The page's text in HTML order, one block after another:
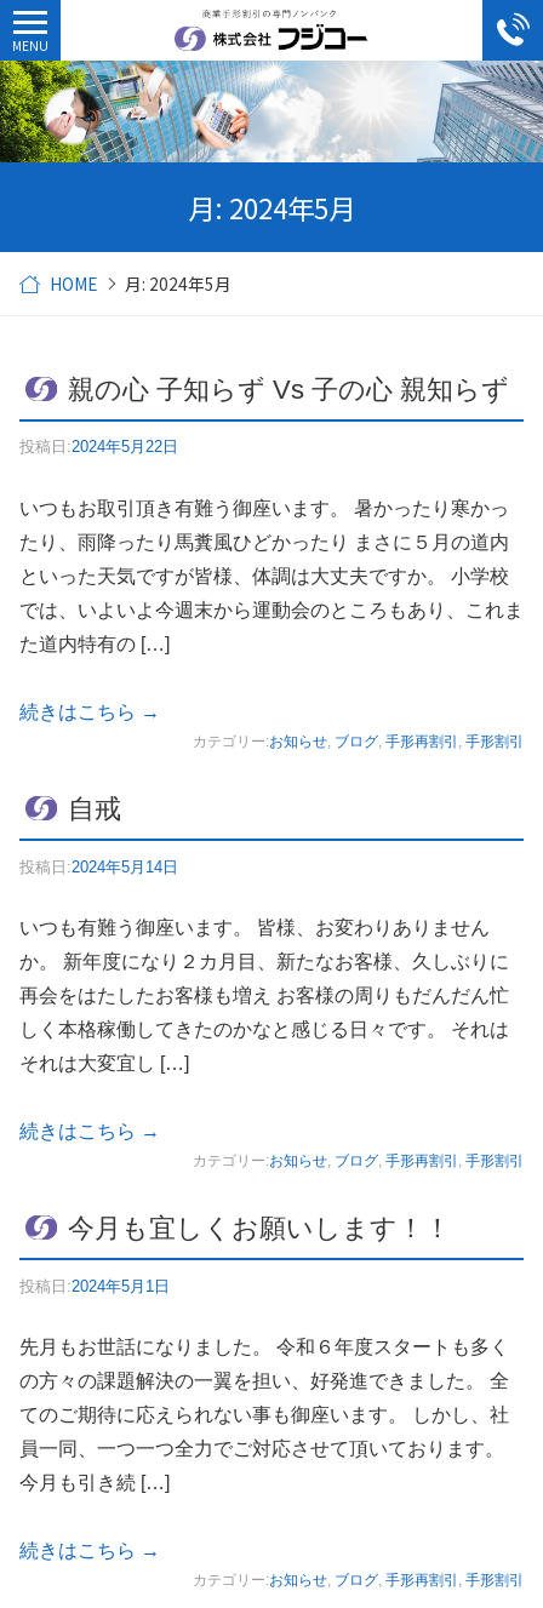
月: 2024年5月
HOME 月: 2024年5月
親の心 子知らず Vs 子の心 親知らず
投稿日:2024年5月22日
いつもお取引頂き有難う御座います。 暑かったり寒かっ
たり、雨降ったり馬糞風ひどかったり まさに５月の道内
といった天気ですが皆様、体調は大丈夫ですか。 小学校
では、いよいよ今週末から運動会のところもあり、これま
た道内特有の […]
続きはこちら →
カテゴリー:お知らせ, ブログ, 手形再割引 , 手形割引
自戒
投稿日:2024年5月14日
いつも有難う御座います。 皆様、お変わりありません
か。 新年度になり２カ月目、新たなお客様、久しぶりに
再会をはたしたお客様も増え お客様の周りもだんだん忙
しく本格稼働してきたのかなと感じる日々です。 それは
それは大変宜し […]
続きはこちら →
カテゴリー:お知らせ, ブログ, 手形再割引 , 手形割引
今月も宜しくお願いします！！
投稿日:2024年5月1日
先月もお世話になりました。 令和６年度スタートも多く
の方々の課題解決の一翼を担い、好発進できました。 全
てのご期待に応えられない事も御座います。 しかし、社
員一同、一つ一つ全力でご対応させて頂いております。
今月も引き続 […]
続きはこちら →
カテゴリー:お知らせ, ブログ, 手形再割引 , 手形割引